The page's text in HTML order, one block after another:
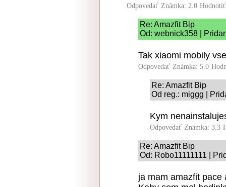
Odpovedať Známka: 2.0
Re: Amazfit Bip
Od: webnick358 |
Tak xiaomi mobily
Odpovedať Známka: 5.0
Re: Amazfit Bip
Od reg.: miggg |
Kym
Odpovedať Známka: 3.3
Re: Amazfit Bip
Od: Robo11111111 |
ja mam amazfit pace